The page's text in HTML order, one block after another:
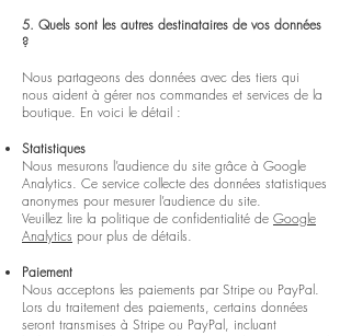
5. Quels sont les autres destinataires de vos données
?
Nous partageons des données avec des tiers qui
nous aident à gérer nos commandes et services de la
boutique. En voici le détail :
Statistiques
Nous mesurons l’audience du site grâce à Google
Analytics. Ce service collecte des données statistiques
anonymes pour mesurer l’audience du site.
Veuillez lire la politique de confidentialité de Google
Analytics pour plus de détails.
Paiement
Nous acceptons les paiements par Stripe ou PayPal.
Lors du traitement des paiements, certains données
seront transmises à Stripe ou PayPal, incluant